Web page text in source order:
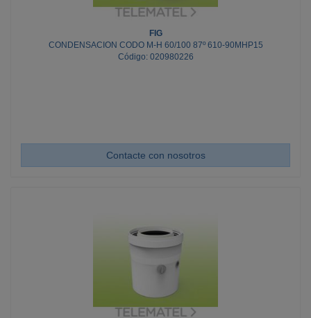
FIG
CONDENSACION CODO M-H 60/100 87º 610-90MHP15
Código: 020980226
Contacte con nosotros